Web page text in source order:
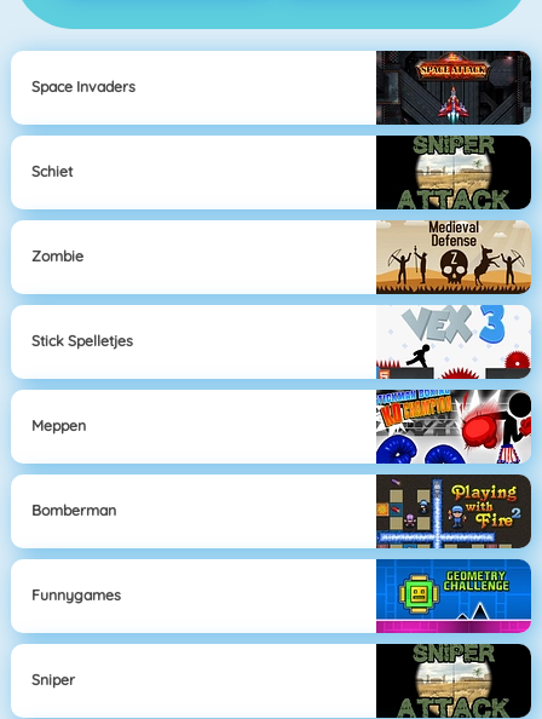
Space Invaders
Schiet
Zombie
Stick Spelletjes
Meppen
Bomberman
Funnygames
Sniper